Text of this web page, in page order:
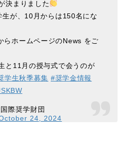
決まりました
が、10月からは150名にな
らホームページのNews をご
と11月の授与式で会うのが
学生秋季募集 #奨学金情報
際奨学財団
24, 2024